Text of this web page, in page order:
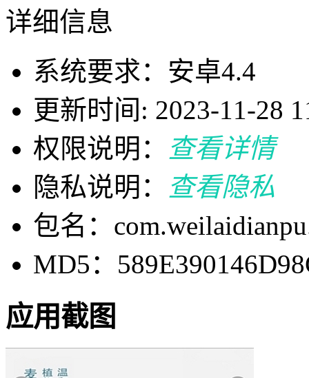
详细信息
系统要求：安卓4.4
更新时间: 2023-11-28
权限说明：
查看详情
隐私说明：
查看隐私
包名：
MD5：
应用截图